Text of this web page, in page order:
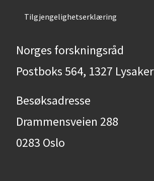
Tilgjengelighetserklæring
Norges forskningsråd
Postboks 564, 1327 Lysaker
Besøksadresse
Drammensveien 288
0283 Oslo